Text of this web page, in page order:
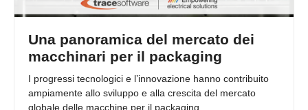
Una panoramica del mercato dei
macchinari per il packaging
I progressi tecnologici e l’innovazione hanno contribuito
ampiamente allo sviluppo e alla crescita del mercato
globale delle macchine per il packaging.